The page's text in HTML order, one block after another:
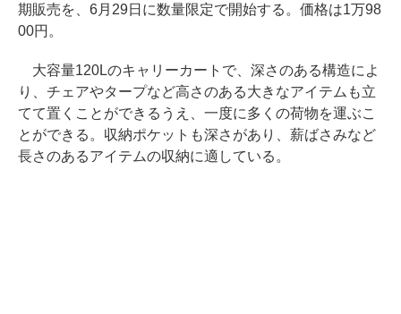
期販売を、6月29日に数量限定で開始する。価格は1万98
00円。
大容量120Lのキャリーカートで、深さのある構造によ
り、チェアやタープなど高さのある大きなアイテムも立
てて置くことができるうえ、一度に多くの荷物を運ぶこ
とができる。収納ポケットも深さがあり、薪ばさみなど
長さのあるアイテムの収納に適している。